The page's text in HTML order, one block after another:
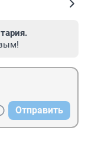
Отправить